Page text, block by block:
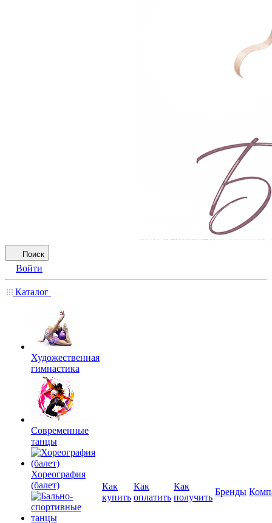
Поиск
Войти
Каталог
Художественная
гимнастика
Современные
танцы
Хореография
(балет)
Как
купить
Как
оплатить
Как
получить
Бренды